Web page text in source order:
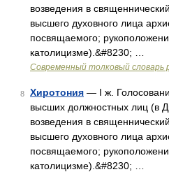
возведения в
высшего духовного лица
посвящаемого;
католицизме).&#8230; …
Современный толковый словарь
8 Хиротония — I ж.
высших должностных лиц (в
возведения в
высшего духовного лица
посвящаемого;
католицизме).&#8230; …